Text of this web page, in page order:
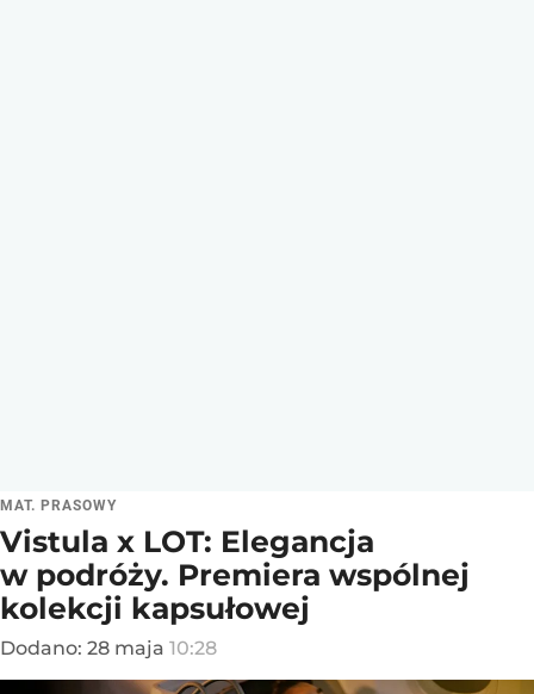
MAT. PRASOWY
Vistula x LOT: Elegancja
w podróży. Premiera wspólnej
kolekcji kapsułowej
Dodano: 28 maja 10:28